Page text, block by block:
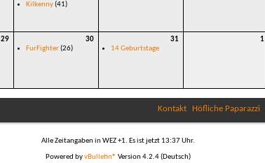
Kilkenny(41)
29
30
FurFighter(26)
31
14 Geburtstage
1
Kontakt Höfliche Paparazzi
Alle Zeitangaben in WEZ +1. Es ist jetzt 13:37Uhr.
Powered byvBulletin® Version 4.2.4 (Deutsch)